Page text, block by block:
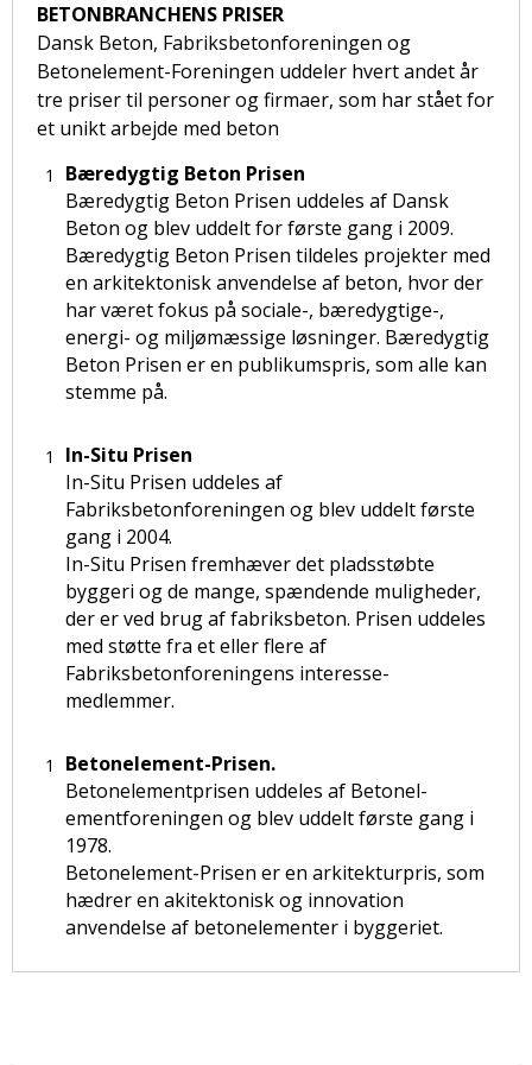
BETONBRANCHENS PRISER
Dansk Beton, Fabriksbetonforeningen og
Betonelement-Foreningen uddeler hvert andet år
tre priser til personer og firmaer, som har stået for
et unikt arbejde med beton
Bæredygtig Beton Prisen
Bæredygtig Beton Prisen uddeles af Dansk
Beton og blev uddelt for første gang i 2009.
Bæredygtig Beton Prisen tildeles projekter med
en arkitektonisk anvendelse af beton, hvor der
har været fokus på sociale-, bæredygtige-,
energi- og miljømæssige løsninger. Bæredygtig
Beton Prisen er en publikumspris, som alle kan
stemme på.
In-Situ Prisen
In-Situ Prisen uddeles af
Fabriksbetonforeningen og blev uddelt første
gang i 2004.
In-Situ Prisen fremhæver det pladsstøbte
byggeri og de mange, spændende muligheder,
der er ved brug af fabriksbeton. Prisen uddeles
med støtte fra et eller flere af
Fabriksbetonforeningens interesse-
medlemmer.
Betonelement-Prisen.
Betonelementprisen uddeles af Betonel-
ementforeningen og blev uddelt første gang i
1978.
Betonelement-Prisen er en arkitekturpris, som
hædrer en akitektonisk og innovation
anvendelse af betonelementer i byggeriet.